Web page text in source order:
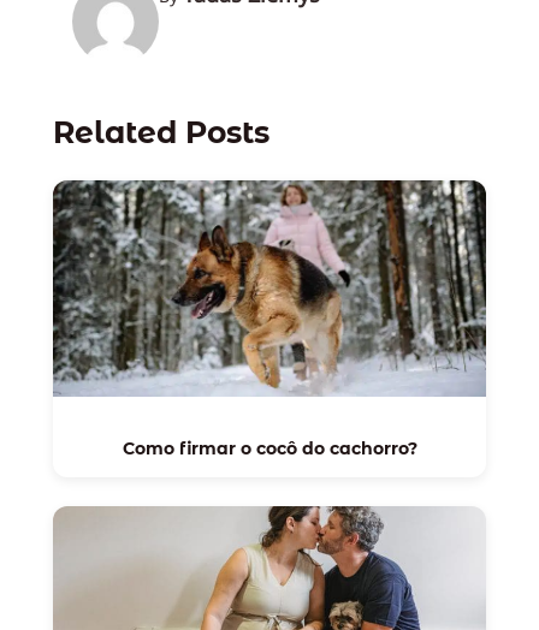
Related Posts
Como firmar o cocô do cachorro?